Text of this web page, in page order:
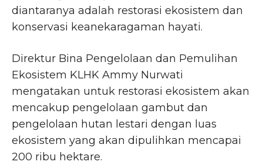
diantaranya adalah restorasi ekosistem dan
konservasi keanekaragaman hayati.
Direktur Bina Pengelolaan dan Pemulihan
Ekosistem KLHK Ammy Nurwati
mengatakan untuk restorasi ekosistem akan
mencakup pengelolaan gambut dan
pengelolaan hutan lestari dengan luas
ekosistem yang akan dipulihkan mencapai
200 ribu hektare.